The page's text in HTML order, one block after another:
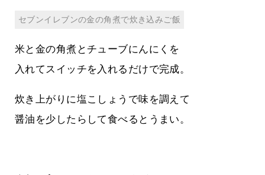
セブンイレブンの金の角煮で炊き込みご飯
米と金の角煮とチューブにんにくを
入れてスイッチを入れるだけで完成。
炊き上がりに塩こしょうで味を調えて
醤油を少したらして食べるとうまい。